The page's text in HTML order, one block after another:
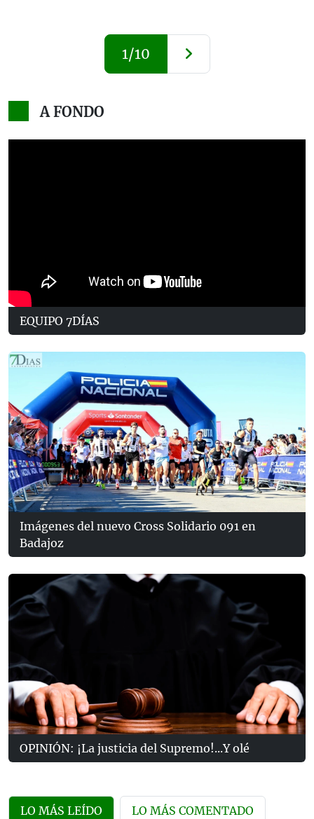
1/10
A FONDO
EQUIPO 7DÍAS
Imágenes del nuevo Cross Solidario 091 en
Badajoz
OPINIÓN: ¡La justicia del Supremo!...Y olé
LO MÁS LEÍDO LO MÁS COMENTADO